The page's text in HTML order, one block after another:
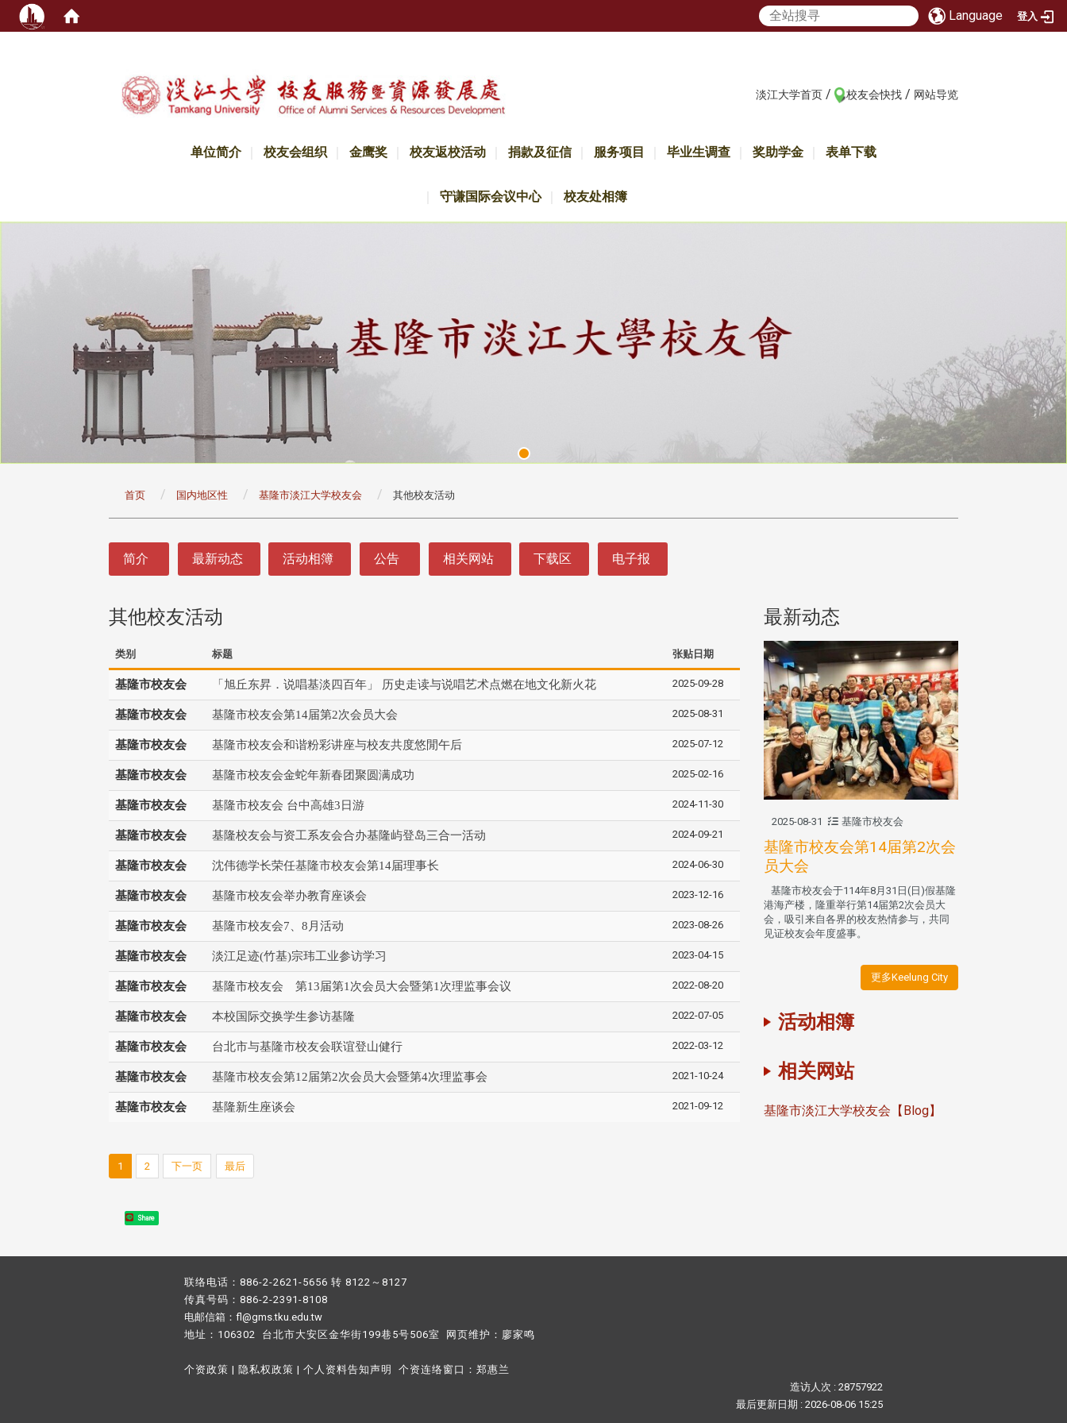
Language 登入
淡江大学首页 / 校友会快找 / 网站导览
单位简介 校友会组织 金鹰奖 校友返校活动 捐款及征信 服务项目 毕业生调查 奖助学金 表单下载
守谦国际会议中心 校友处相簿
首页 国内地区性 基隆市淡江大学校友会 其他校友活动
简介 最新动态 活动相簿 公告 相关网站 下载区 电子报
其他校友活动
类别 标题 张贴日期
基隆市校友会 「旭丘东昇．说唱基淡四百年」 历史走读与说唱艺术点燃在地文化新火花 2025-09-28
基隆市校友会 基隆市校友会第14届第2次会员大会 2025-08-31
基隆市校友会 基隆市校友会和谐粉彩讲座与校友共度悠閒午后 2025-07-12
基隆市校友会 基隆市校友会金蛇年新春团聚圆满成功 2025-02-16
基隆市校友会 基隆市校友会 台中高雄3日游 2024-11-30
基隆市校友会 基隆校友会与资工系友会合办基隆屿登岛三合一活动 2024-09-21
基隆市校友会 沈伟德学长荣任基隆市校友会第14届理事长 2024-06-30
基隆市校友会 基隆市校友会举办教育座谈会 2023-12-16
基隆市校友会 基隆市校友会7、8月活动 2023-08-26
基隆市校友会 淡江足迹(竹基)宗玮工业参访学习 2023-04-15
基隆市校友会 基隆市校友会 第13届第1次会员大会暨第1次理监事会议 2022-08-20
基隆市校友会 本校国际交换学生参访基隆 2022-07-05
基隆市校友会 台北市与基隆市校友会联谊登山健行 2022-03-12
基隆市校友会 基隆市校友会第12届第2次会员大会暨第4次理监事会 2021-10-24
基隆市校友会 基隆新生座谈会 2021-09-12
1 2 下一页 最后
Share
最新动态
2025-08-31 基隆市校友会
基隆市校友会第14届第2次会
员大会
基隆市校友会于114年8月31日(日)假基隆
港海产楼，隆重举行第14届第2次会员大
会，吸引来自各界的校友热情参与，共同
见证校友会年度盛事。
更多Keelung City
活动相簿
相关网站
基隆市淡江大学校友会【Blog】
联络电话：886-2-2621-5656 转 8122～8127
传真号码：886-2-2391-8108
电邮信箱：fl@gms.tku.edu.tw
地址：106302 台北市大安区金华街199巷5号506室 网页维护： 廖家鸣​
个资政策 | 隐私权政策 | 个人资料告知声明 个资连络窗口： 郑惠兰
造访人次 : 28757922
最后更新日期 : 2026-08-06 15:25